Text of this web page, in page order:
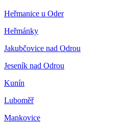
Heřmanice u Oder
Heřmánky
Jakubčovice nad Odrou
Jeseník nad Odrou
Kunín
Luboměř
Mankovice